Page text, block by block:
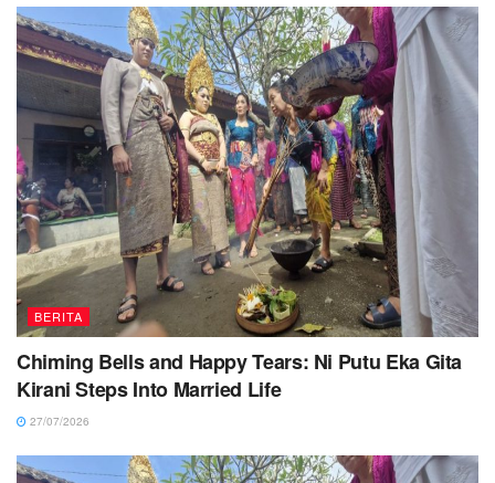
BERITA
Chiming Bells and Happy Tears: Ni Putu Eka Gita
Kirani Steps Into Married Life
27/07/2026